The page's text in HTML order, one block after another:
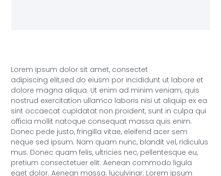
Lorem ipsum dolor sit amet, consectet
adipiscing elit,sed do eiusm por incididunt ut labore et
dolore magna aliqua. Ut enim ad minim veniam, quis
nostrud exercitation ullamco laboris nisi ut aliquip ex ea
sint occaecat cupidatat non proident, sunt in culpa qui
officia mollit natoque consequat massa quis enim.
Donec pede justo, fringilla vitae, eleifend acer sem
neque sed ipsum. Nam quam nunc, blandit vel, ridiculus
mus. Donec quam felis, ultricies nec, pellentesque eu,
pretium consectetuer elit. Aenean commodo ligula
eget dolor. Aenean massa. luculvinar. Lorem ipsum